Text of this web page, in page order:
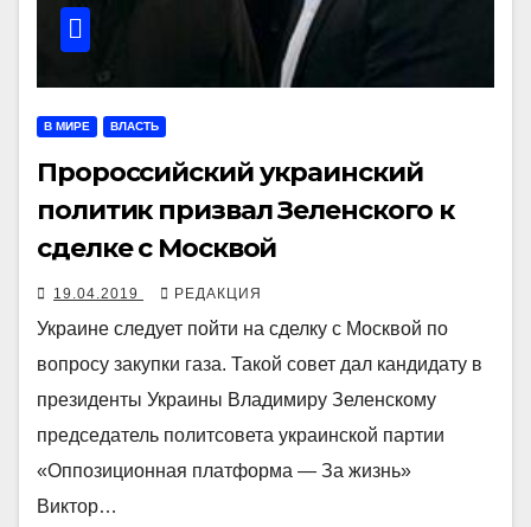
В МИРЕ ВЛАСТЬ
Пророссийский украинский
политик призвал Зеленского к
сделке с Москвой
19.04.2019 РЕДАКЦИЯ
Украине следует пойти на сделку с Москвой по
вопросу закупки газа. Такой совет дал кандидату в
президенты Украины Владимиру Зеленскому
председатель политсовета украинской партии
«Оппозиционная платформа — За жизнь»
Виктор…